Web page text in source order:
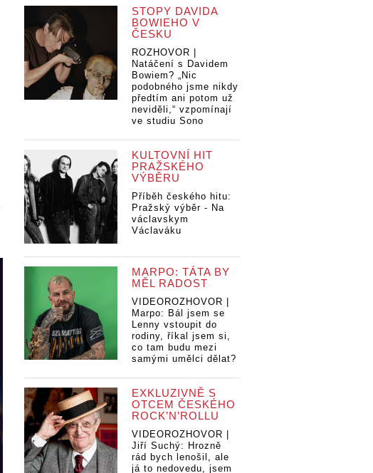
STOPY DAVIDA
BOWIEHO V
ČESKU
ROZHOVOR |
Natáčení s Davidem
Bowiem? „Nic
podobného jsme nikdy
předtím ani potom už
neviděli,“ vzpomínají
ve studiu Sono
KULTOVNÍ HIT
PRAŽSKÉHO
VÝBĚRU
Příběh českého hitu:
Pražský výběr - Na
václavskym
Václaváku
MARPO: TÁTA BY
MĚL RADOST
VIDEOROZHOVOR |
Marpo: Bál jsem se
Lenny vstoupit do
rodiny, říkal jsem si,
co tam budu mezi
samými umělci dělat?
EXKLUZIVNĚ S
OTCEM ČESKÉHO
ROCK’N’ROLLU
VIDEOROZHOVOR |
Jiří Suchý: Hrozně
rád bych lenošil, ale
já to nedovedu, jsem